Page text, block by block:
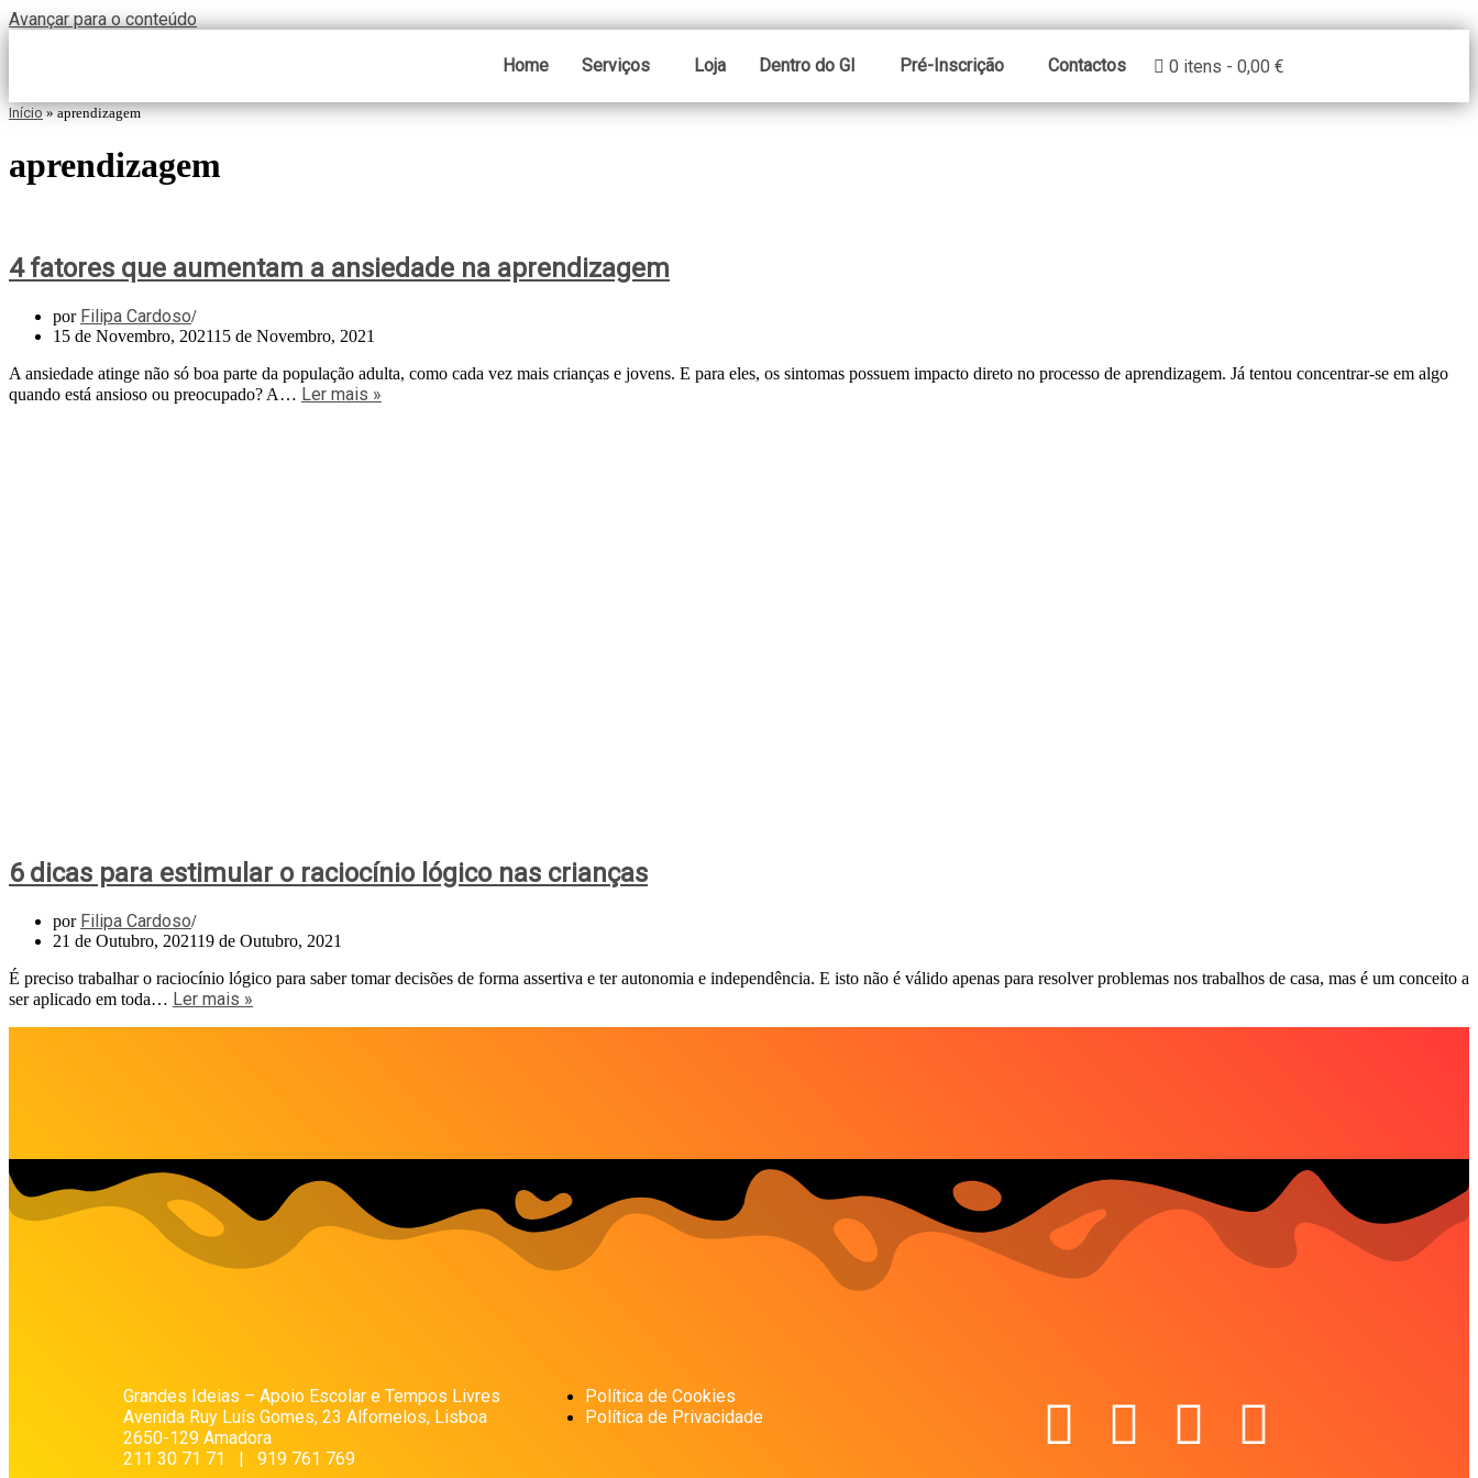
Avançar para o conteúdo
Home Serviços Loja Dentro do GI Pré-Inscrição Contactos 0 itens 0,00 €
Início»aprendizagem
aprendizagem
4 fatores que aumentam a ansiedade na aprendizagem
por Filipa Cardoso
15 de Novembro, 202115 de Novembro, 2021
A ansiedade atinge não só boa parte da população adulta, como cada vez mais crianças e jovens. E para eles, os sintomas possuem impacto direto no processo de aprendizagem. Já tentou concentrar-se em algo
quando está ansioso ou preocupado? A… Ler mais »
6 dicas para estimular o raciocínio lógico nas crianças
por Filipa Cardoso
21 de Outubro, 202119 de Outubro, 2021
É preciso trabalhar o raciocínio lógico para saber tomar decisões de forma assertiva e ter autonomia e independência. E isto não é válido apenas para resolver problemas nos trabalhos de casa, mas é um conceito a
ser aplicado em toda… Ler mais »
Grandes Ideias – Apoio Escolar e Tempos Livres
Avenida Ruy Luís Gomes, 23 Alfornelos, Lisboa
2650-129 Amadora
211 30 71 71 | 919 761 769
Política de Cookies
Política de Privacidade